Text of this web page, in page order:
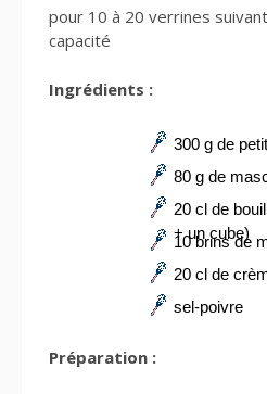
pour 10 à 20 verrines
capacité
Ingrédients :
300 g de
80 g de
20 cl de
+ un cube)
10 brins de
20 cl de
sel-poivre
Préparation :